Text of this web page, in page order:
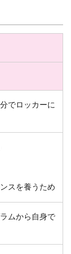
でロッカーに
スを養うため
ムから自身で